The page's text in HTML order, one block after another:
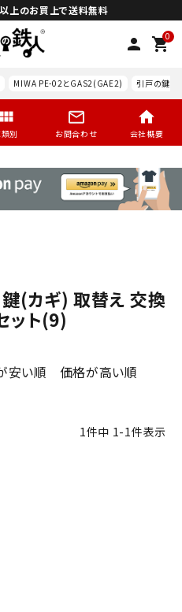
上のお買上で送料無料
person 0
shopping_cart
MIWA PE-02とGAS2(GAE2) 引戸の鍵交
別 お問合わせ 会社概要
search
(カギ) 取替え 交換
ット(9)
安い順
価格が高い順
1件中 1-1件表示